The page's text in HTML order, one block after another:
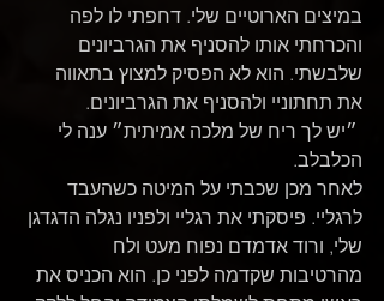
במיצים הארוטיים שלי. דחפתי לו לפה
והכרחתי אותו להסניף את הגרביונים
שלבשתי. הוא לא הפסיק למצוץ בתאווה
את תחתוניי ולהסניף את הגרביונים.
״יש לך ריח של מלכה אמיתית״ ענה לי
הכלבלב.
לאחר מכן שכבתי על המיטה כשהעבד
לרגליי. פיסקתי את רגליי ולפניו נגלה הדגדגן
שלי, ורוד אדמדם נפוח מעט ולח
מהרטיבות שקדמה לפני כן. הוא הכניס את